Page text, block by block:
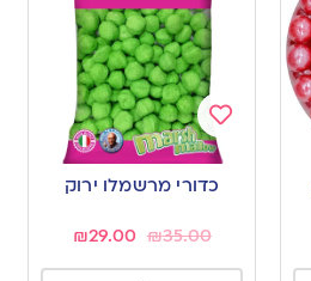
Add
כדורי מרשמלו ירוק
₪35.00
₪29.00